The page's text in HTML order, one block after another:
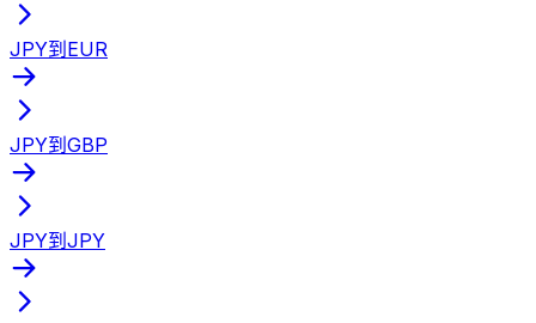
JPY到EUR
JPY到GBP
JPY到JPY